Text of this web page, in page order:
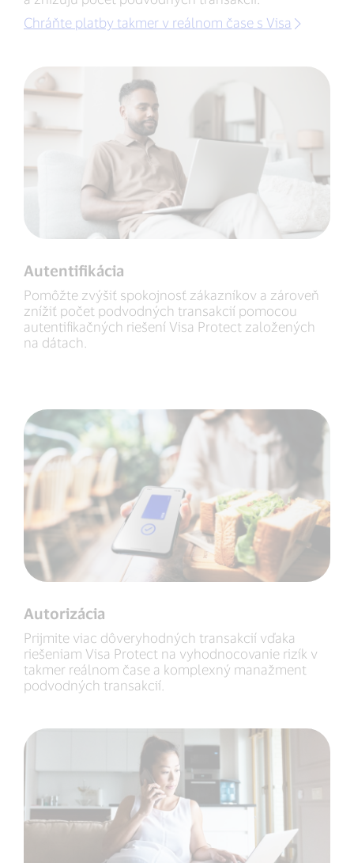
Chráňte platby takmer v reálnom čase s Visa
Autentifikácia
Pomôžte zvýšiť spokojnosť zákazníkov a zároveň
znížiť počet podvodných transakcií pomocou
autentifikačných riešení Visa Protect založených
na dátach.
Autorizácia
Prijmite viac dôveryhodných transakcií vďaka
riešeniam Visa Protect na vyhodnocovanie rizík v
takmer reálnom čase a komplexný manažment
podvodných transakcií.